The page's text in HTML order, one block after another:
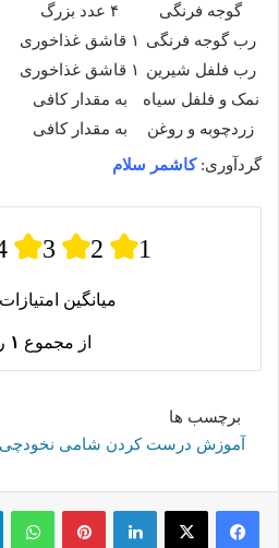
گوجه فرنگی
۴ عدد بزرگ
رب گوجه فرنگی
۱ قاشق غذاخوری
رب فلفل شیرین
۱ قاشق غذاخوری
نمک و فلفل سیاه
به مقدار کافی
زردچوبه و روغن
به مقدار کافی
گردآوری:کاشمر سلام
3 2 1
میانگین امتیازات
از مجموع ۱
برچسب ها
آموزش درست کردن شامی نخودچی
لینکدین پینترست